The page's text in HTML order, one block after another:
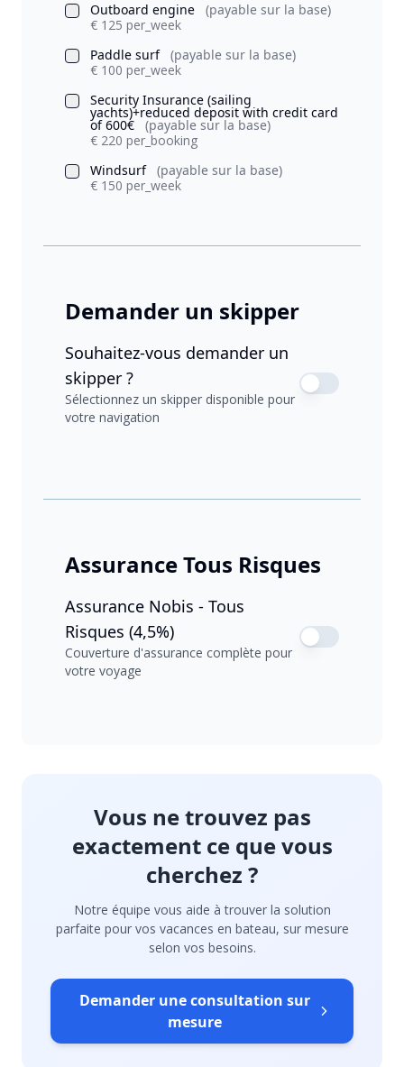
Outboard engine
(payable sur la base)
€ 125 per_week
Paddle surf (payable sur la base)
€ 100 per_week
Security Insurance (sailing
yachts)+reduced deposit with credit card
of 600€
(payable sur la base)
€ 220 per_booking
Windsurf (payable sur la base)
€ 150 per_week
Demander un skipper
Souhaitez-vous demander un
skipper ?
Sélectionnez un skipper disponible pour
votre navigation
Assurance Tous Risques
Assurance Nobis - Tous
Risques (4,5%)
Couverture d'assurance complète pour
votre voyage
Vous ne trouvez pas
exactement ce que vous
cherchez ?
Notre équipe vous aide à trouver la solution
parfaite pour vos vacances en bateau, sur mesure
selon vos besoins.
Demander une consultation sur
mesure